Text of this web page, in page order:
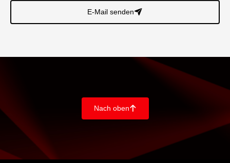
E-Mail senden􀈠
Nach oben􀄨